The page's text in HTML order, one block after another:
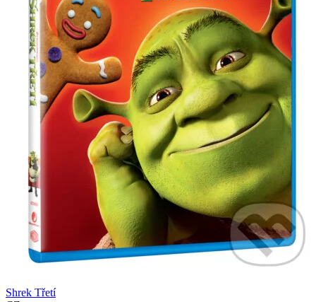
Shrek Třetí